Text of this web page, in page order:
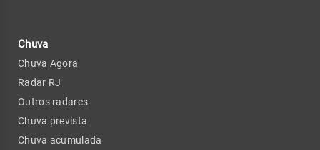
Chuva
Chuva Agora
Radar RJ
Outros radares
Chuva prevista
Chuva acumulada